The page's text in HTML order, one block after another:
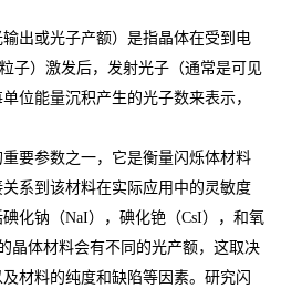
出或光子产额）是指晶体在受到电
子）激发后，发射光子（通常是可见
位能量沉积产生的光子数来表示，
要参数之一，它是衡量闪烁体材料
系到该材料在实际应用中的灵敏度
化钠（NaI），碘化铯（CsI），和氧
晶体材料会有不同的光产额，这取决
材料的纯度和缺陷等因素。研究闪